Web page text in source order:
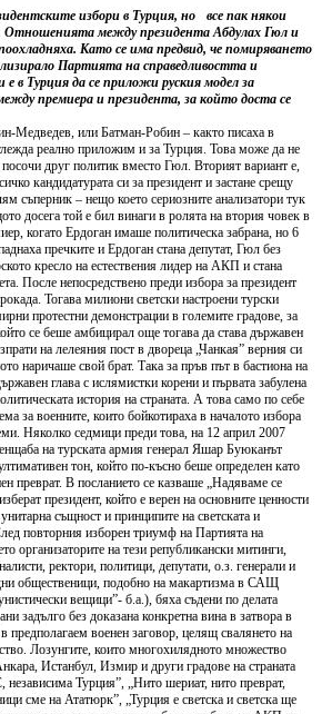
избори в Турция, но все пак някои
Отношенията между президента Абдулах Гюл и
Като се има предвид, че помиряването
Партията на справедливостта и
в Турция да се приложи руския модел за
премиера и президента, за който доста се
Медведев, или Батман-Робин – както писаха в
реално приложим и за Турция. Това може да не
друг политик вместо Гюл. Вторият вариант е,
кандидатурата си за президент и застане срещу
съперник – нещо което сериозните анализатори тук
досега той е бил винаги в ролята на втория човек в
когато Ердоган имаше политическа забрана, но 6
пречките и Ердоган стана депутат, Гюл без
кресло на естествения лидер на АКП и стана
После непосредствено преди избора за президент
Тогава милиони светски настроени турски
протестни демонстрации в големите градове, за
се беше амбицирал още тогава да става държавен
на лелеяния пост в двореца „Чанкая” верния си
наричаше свой брат. Така за пръв път в бастиона на
глава с ислямистки корени и първата забулена
история на страната. А това само по себе
за военните, които бойкотираха в началото избора
Няколко седмици преди това, на 12 април 2007
на турската армия генерал Яшар Буюканът
тон, който по-късно беше определен като
преврат. В посланието се казваше „Надяваме се
президент, който е верен на основните ценности
същност и принципите на светската и
повторния изборен триумф на Партията на
организаторите на тези републикански митинги,
ректори, политици, депутати, о.з. генерали и
общественици, подобно на макартизма в САЩ
вещици”- б.а.), бяха съдени по делата
задълго без доказана конкретна вина в затвора в
предполагаем военен заговор, целящ свалянето на
Лозунгите, които многохилядното множество
Истанбул, Измир и други градове на страната
Турция”, „Нито шериат, нито преврат,
сме на Ататюрк”, „Турция е светска и светска ще